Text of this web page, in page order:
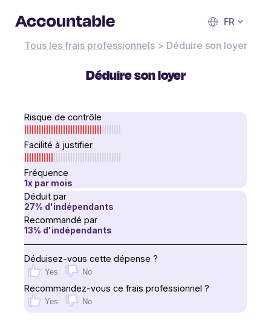
FR
Tous les frais professionnels > Déduire son loyer
Déduire son loyer
Risque de contrôle
Facilité à justifier
Fréquence
1x par mois
Déduit par
27% d'indépendants
Recommandé par
13% d'indépendants
Déduisez-vous cette dépense ?
Yes No
Recommandez-vous ce frais professionnel ?
Yes No